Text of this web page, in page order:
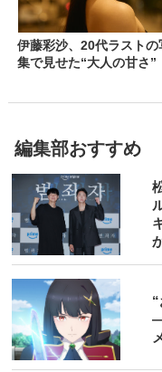
伊藤彩沙、20代ラストの
集で見せた“大人の甘さ”
編集部おすすめ